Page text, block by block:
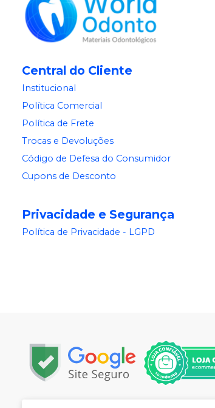
Central do Cliente
Institucional
Política Comercial
Política de Frete
Trocas e Devoluções
Código de Defesa do Consumidor
Cupons de Desconto
Privacidade e Segurança
Política de Privacidade - LGPD